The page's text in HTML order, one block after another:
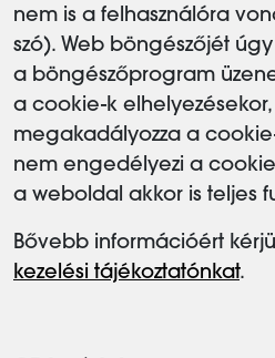
nem is a felhasználóra
szó). Web böngészőjét
a böngészőprogram
a cookie-k
megakadályozza a
nem engedélyezi a
a weboldal akkor is teljes
Bővebb információért
kezelési tájékoztatónkat.